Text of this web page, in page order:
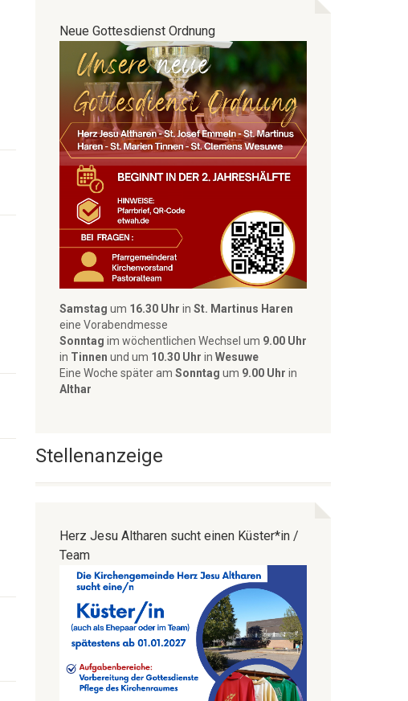
Neue Gottesdienst Ordnung
Samstag um 16.30 Uhr in St. Martinus Haren
eine Vorabendmesse
Sonntag im wöchentlichen Wechsel um 9.00 Uhr
in Tinnen und um 10.30 Uhr in Wesuwe
Eine Woche später am Sonntag um 9.00 Uhr in
Althar
Stellenanzeige
Herz Jesu Altharen sucht einen Küster*in /
Team